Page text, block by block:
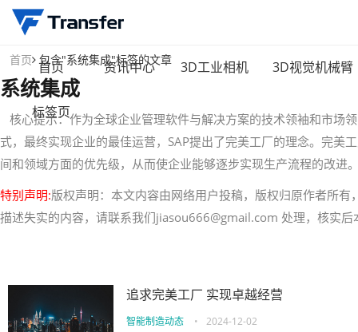
首页 资讯中心 3D工业相机 3D视觉机械臂
标签页
首页 包含"系统集成"标签的文章
系统集成
核心提示：作为全球企业管理软件与解决方案的技术领袖和市场
式，最终实现企业的最佳运营，SAP提出了完美工厂的理念。完
间和领域方面的优先级，从而使企业能够逐步实现生产流程的改进
特别声明:版权声明：本文内容由网络用户投稿，版权归原作者所
描述失实的内容，请联系我们jiasou666@gmail.com 处理，核实
追求完美工厂 实现卓越经营
智能制造动态 • 2024-12-02